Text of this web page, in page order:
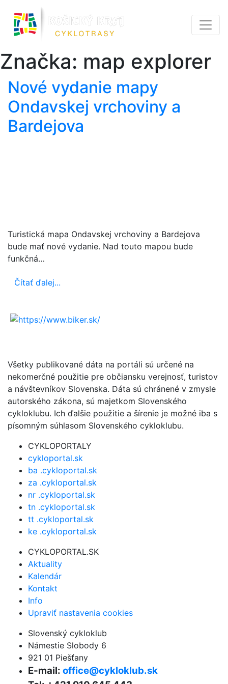
Značka: map explorer
Nové vydanie mapy
Ondavskej vrchoviny a
Bardejova
Turistická mapa Ondavskej vrchoviny a Bardejova
bude mať nové vydanie. Nad touto mapou bude
funkčná…
Čítať ďalej...
Všetky publikované dáta na portáli sú určené na
nekomerčné použitie pre občiansku verejnosť, turistov
a návštevníkov Slovenska. Dáta sú chránené v zmysle
autorského zákona, sú majetkom Slovenského
cykloklubu. Ich ďalšie použitie a šírenie je možné iba s
písomným súhlasom Slovenského cykloklubu.
CYKLOPORTALY
cykloportal.sk
ba .cykloportal.sk
za .cykloportal.sk
nr .cykloportal.sk
tn .cykloportal.sk
tt .cykloportal.sk
ke .cykloportal.sk
CYKLOPORTAL.SK
Aktuality
Kalendár
Kontakt
Info
Upraviť nastavenia cookies
Slovenský cykloklub
Námestie Slobody 6
921 01 Piešťany
E-mail: office@cykloklub.sk